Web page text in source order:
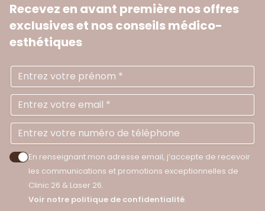
Recevez en avant première nos offres
exclusiveset nos conseils médico-
esthétiques
Prénom
Accepter les politiques de confidentialité
En renseignant mon adresse email, j’accepte de recevoir
les communications et promotions exceptionnelles de
Clinic 26 & Laser 26.
Voir notre politique de confidentialité.